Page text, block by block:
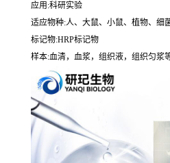
应用:科研实验
适应物种:人、大鼠、小鼠、植物、细
标记物:HRP标记物
样本:血清，血浆，组织液，组织匀浆